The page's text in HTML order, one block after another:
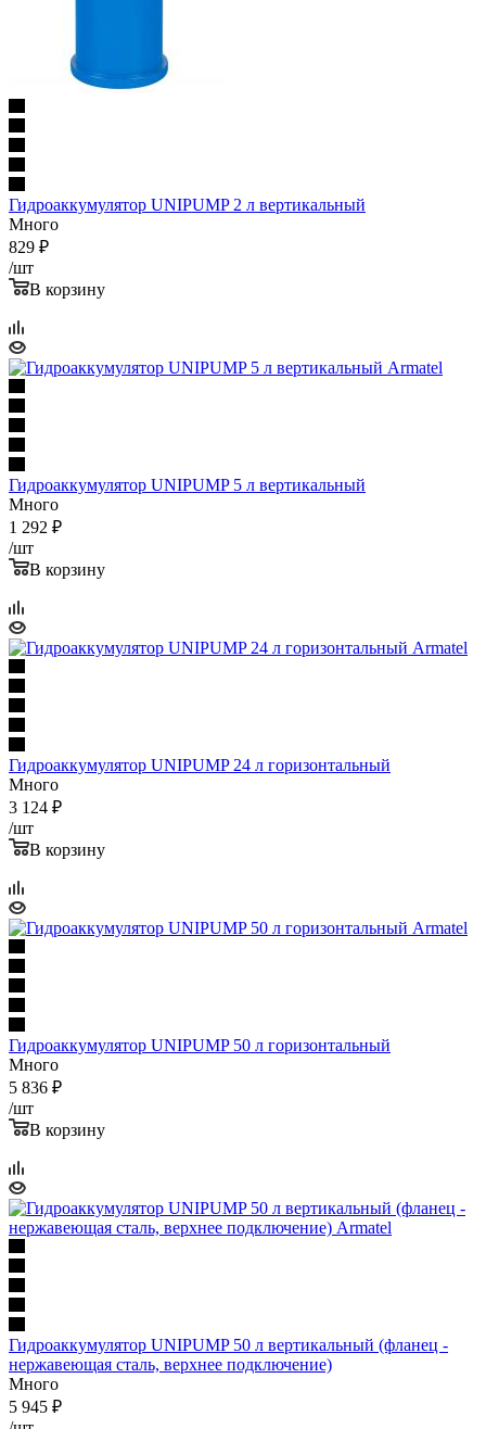
Гидроаккумулятор UNIPUMP 2 л вертикальный
Много
829 ₽
/шт
В корзину
Гидроаккумулятор UNIPUMP 5 л вертикальный
Много
1 292 ₽
/шт
В корзину
Гидроаккумулятор UNIPUMP 24 л горизонтальный
Много
3 124 ₽
/шт
В корзину
Гидроаккумулятор UNIPUMP 50 л горизонтальный
Много
5 836 ₽
/шт
В корзину
Гидроаккумулятор UNIPUMP 50 л вертикальный (фланец -
нержавеющая сталь, верхнее подключение)
Много
5 945 ₽